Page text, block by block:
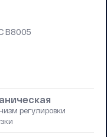
B8005
регулировки